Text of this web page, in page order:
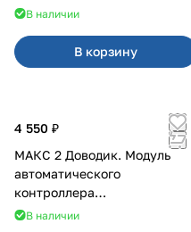
2110-2112
В наличии
В корзину
4 550 ₽
МАКС 2 Доводик. Модуль
автоматического
контроллера
стеклоподъемников для
В наличии